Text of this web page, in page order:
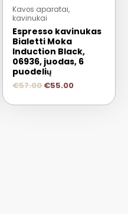
Kavos aparatai,
kavinukai
Espresso kavinukas
Bialetti Moka
Induction Black,
06936, juodas, 6
puodelių
€57.00€55.00